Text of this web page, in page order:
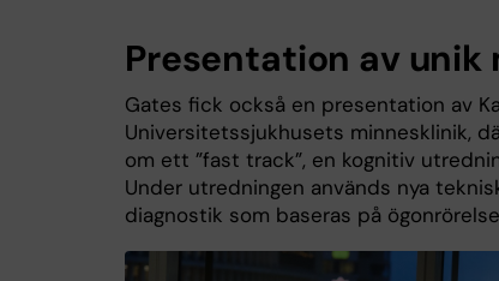
Presentation av unik
Gates fick också en presentation av
Universitetssjukhusets minnesklinik,
om ett ”fast track”, en kognitiv
Under utredningen används nya
diagnostik som baseras på